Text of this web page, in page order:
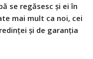
se regăsesc și ei în
mai mult ca noi, cei
și de garanția